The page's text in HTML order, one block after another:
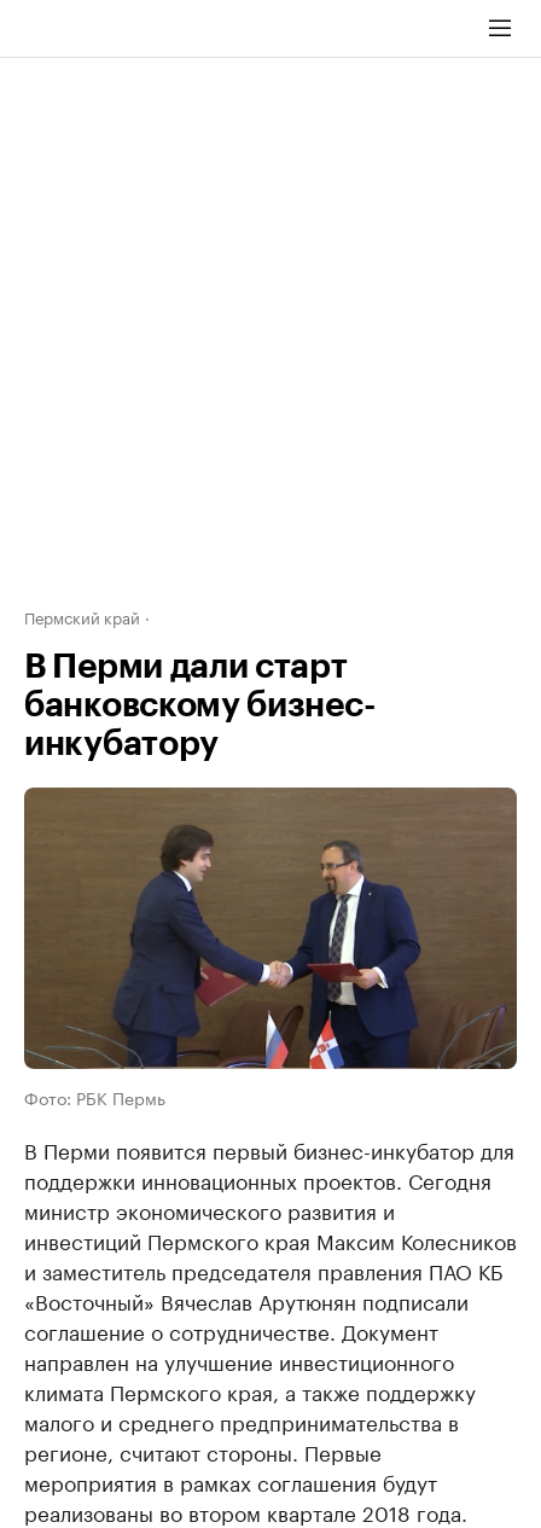
Пермский край
В Перми дали старт
банковскому бизнес-
инкубатору
Фото: РБК Пермь
В Перми появится первый бизнес-инкубатор для
поддержки инновационных проектов. Сегодня
министр экономического развития и
инвестиций Пермского края Максим Колесников
и заместитель председателя правления ПАО КБ
«Восточный» Вячеслав Арутюнян подписали
соглашение о сотрудничестве. Документ
направлен на улучшение инвестиционного
климата Пермского края, а также поддержку
малого и среднего предпринимательства в
регионе, считают стороны. Первые
мероприятия в рамках соглашения будут
реализованы во втором квартале 2018 года.